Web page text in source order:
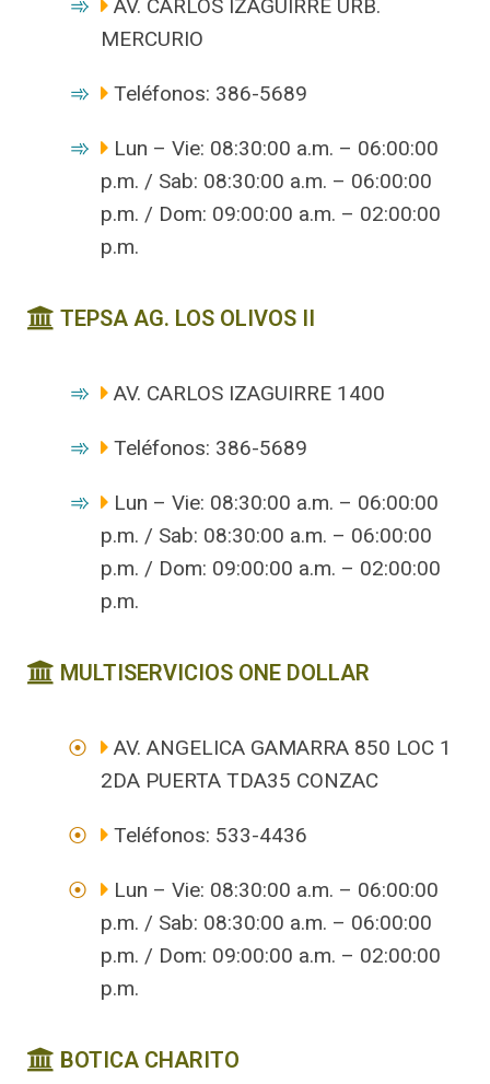
AV. CARLOS IZAGUIRRE URB.
MERCURIO
Teléfonos: 386-5689
Lun – Vie: 08:30:00 a.m. – 06:00:00
p.m. / Sab: 08:30:00 a.m. – 06:00:00
p.m. / Dom: 09:00:00 a.m. – 02:00:00
p.m.
TEPSA AG. LOS OLIVOS II
AV. CARLOS IZAGUIRRE 1400
Teléfonos: 386-5689
Lun – Vie: 08:30:00 a.m. – 06:00:00
p.m. / Sab: 08:30:00 a.m. – 06:00:00
p.m. / Dom: 09:00:00 a.m. – 02:00:00
p.m.
MULTISERVICIOS ONE DOLLAR
AV. ANGELICA GAMARRA 850 LOC 1
2DA PUERTA TDA35 CONZAC
Teléfonos: 533-4436
Lun – Vie: 08:30:00 a.m. – 06:00:00
p.m. / Sab: 08:30:00 a.m. – 06:00:00
p.m. / Dom: 09:00:00 a.m. – 02:00:00
p.m.
BOTICA CHARITO